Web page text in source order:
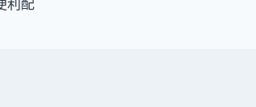
利配